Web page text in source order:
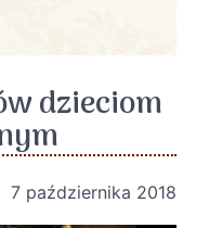
dzieciom
7 października 2018